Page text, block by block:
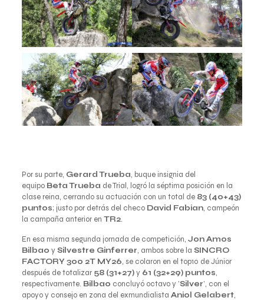
Por su parte, Gerard Trueba, buque insignia del
equipo Beta Trueba de Trial, logró la séptima posición en la
clase reina, cerrando su actuación con un total de 83 (40+43)
puntos; justo por detrás del checo David Fabian, campeón
la campaña anterior en TR2.
En esa misma segunda jornada de competición, Jon Amos
Bilbao y Silvestre Ginferrer, ambos sobre la SINCRO
FACTORY 300 2T MY26, se colaron en el top10 de Júnior
después de totalizar 58 (31+27)y 61 (32+29) puntos,
respectivamente. Bilbao concluyó octavo y ’Silver’, con el
apoyo y consejo en zona del exmundialista Aniol Gelabert,